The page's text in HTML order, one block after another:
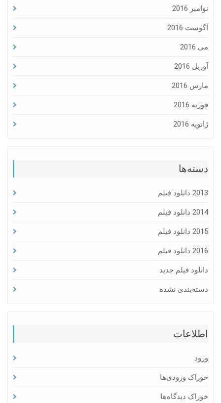
نوامبر 2016
آگوست 2016
می 2016
آوریل 2016
مارس 2016
فوریه 2016
ژانویه 2016
دسته‌ها
2013 دانلود فیلم
2014 دانلود فیلم
2015 دانلود فیلم
2016 دانلود فیلم
دانلود فیلم جدید
دسته‌بندی نشده
اطلاعات
ورود
خوراک ورودی‌ها
خوراک دیدگاه‌ها